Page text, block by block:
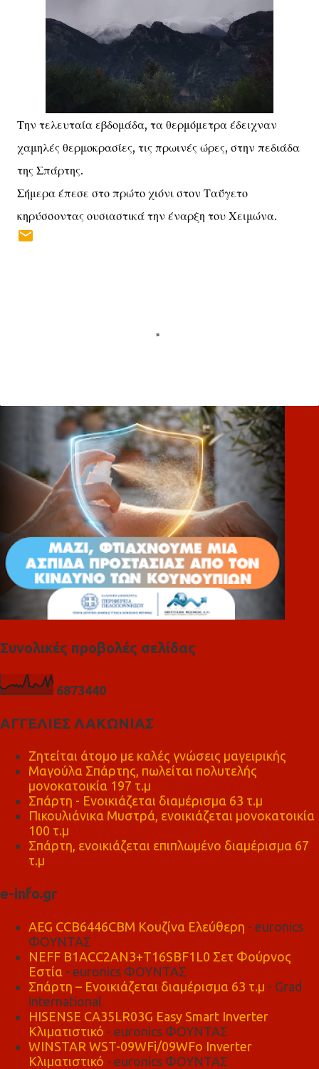
Την τελευταία εβδομάδα, τα θερμόμετρα έδειχναν
χαμηλές θερμοκρασίες, τις πρωινές ώρες, στην πεδιάδα
της Σπάρτης.
Σήμερα έπεσε στο πρώτο χιόνι στον Ταΰγετο
κηρύσσοντας ουσιαστικά την έναρξη του Χειμώνα.
λ
Συνολικές προβολές σελίδας
6873440
ΑΓΓΕΛΙΕΣ ΛΑΚΩΝΙΑΣ
Ζητείται άτομο με καλές γνώσεις μαγειρικής
Μαγούλα Σπάρτης, πωλείται πολυτελής
μονοκατοικία 197 τ.μ
Σπάρτη - Ενοικιάζεται διαμέρισμα 63 τ.μ
Πικουλιάνικα Μυστρά, ενοικιάζεται μονοκατοικία
100 τ.μ
Σπάρτη, ενοικιάζεται επιπλωμένο διαμέρισμα 67
τ.μ
e-info.gr
AEG CCB6446CBM Κουζίνα Ελεύθερη - euronics
ΦΟΥΝΤΑΣ
NEFF B1ACC2AN3+T16SBF1L0 Σετ Φούρνος
Εστία - euronics ΦΟΥΝΤΑΣ
Σπάρτη – Ενοικιάζεται διαμέρισμα 63 τ.μ - Grad
international
HISENSE CA35LR03G Easy Smart Inverter
Κλιματιστικό - euronics ΦΟΥΝΤΑΣ
WINSTAR WST-09WFi/09WFo Inverter
Κλιματιστικό - euronics ΦΟΥΝΤΑΣ